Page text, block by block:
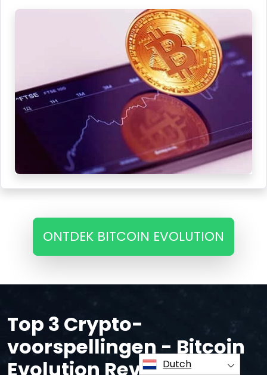
ONTDEK BITCOIN EVOLUTION
Top 3 Crypto-
voorspellingen - Bitcoin
Evolution ReviewDutch